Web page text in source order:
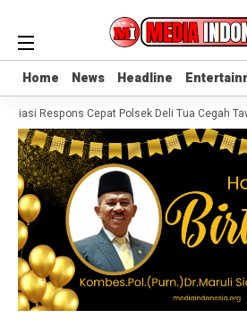
Home News Headline
Home News Headline
Respons Cepat Polsek Deli Tua Cegah